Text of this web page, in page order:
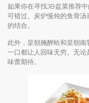
如果你在寻找JB盆菜推荐
可错过。炭炉慢炖的鱼骨
的结合。
此外，皇朝腌醉蛤和皇朝
一口都让人回味无穷。无
味蕾期待。